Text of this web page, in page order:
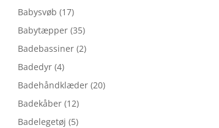
Babysvøb (17)
Babytæpper (35)
Badebassiner (2)
Badedyr (4)
Badehåndklæder (20)
Badekåber (12)
Badelegetøj (5)